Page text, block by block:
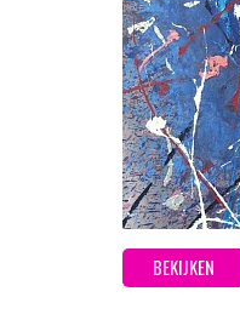
BEKIJKEN